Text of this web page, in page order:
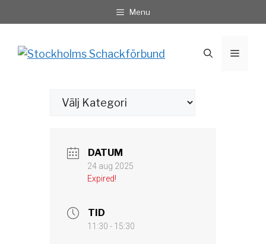
till
Menu
Meny
DATUM
24 aug 2025
Expired!
TID
11:30 - 15:30